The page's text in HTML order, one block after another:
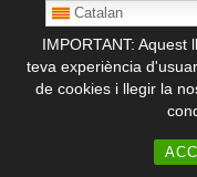
IMPORTANT:
teva experiència
de cookies i llegir la
Catalan